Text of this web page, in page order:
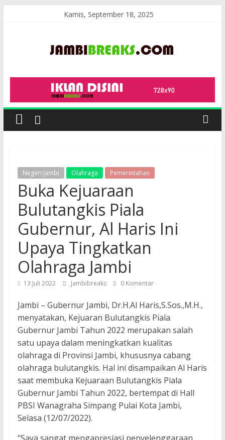
Kamis, September 18, 2025
JambiBreaks
Negeri Jambi Olahraga Pemerintahan
Buka Kejuaraan
Bulutangkis Piala
Gubernur, Al Haris Ini
Upaya Tingkatkan
Olahraga Jambi
13 Juli 2022 Jambibreaks 0 Komentar
Jambi – Gubernur Jambi, Dr.H.Al Haris,S.Sos.,M.H.,
menyatakan, Kejuaran Bulutangkis Piala
Gubernur Jambi Tahun 2022 merupakan salah
satu upaya dalam meningkatkan kualitas
olahraga di Provinsi Jambi, khususnya cabang
olahraga bulutangkis. Hal ini disampaikan Al Haris
saat membuka Kejuaraan Bulutangkis Piala
Gubernur Jambi Tahun 2022, bertempat di Hall
PBSI Wanagraha Simpang Pulai Kota Jambi,
Selasa (12/07/2022).